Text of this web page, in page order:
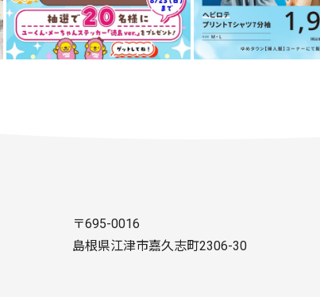
〒695-0016
島根県江津市嘉久志町2306-30